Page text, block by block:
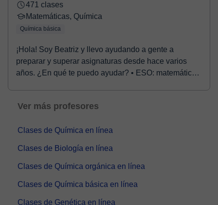
471 clases
Matemáticas, Química
Química básica
¡Hola! Soy Beatriz y llevo ayudando a gente a
preparar y superar asignaturas desde hace varios
años. ¿En qué te puedo ayudar? • ESO: matemáticas,
Ver más profesores
Clases de Química en línea
Clases de Biología en línea
Clases de Química orgánica en línea
Clases de Química básica en línea
Clases de Genética en línea